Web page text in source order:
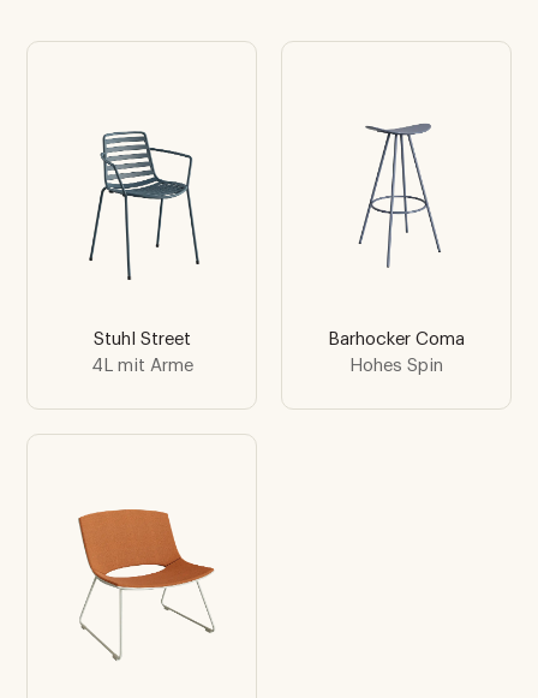
Stuhl Street
4L mit Arme
Barhocker Coma
Hohes Spin